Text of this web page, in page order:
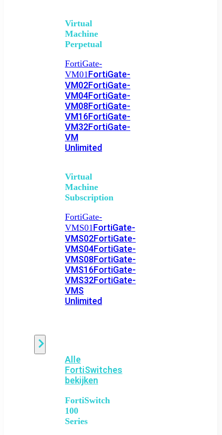
Virtual
Machine
Perpetual
FortiGate-
VM01FortiGate-
VM02FortiGate-
VM04FortiGate-
VM08FortiGate-
VM16FortiGate-
VM32FortiGate-
VM
Unlimited
Virtual
Machine
Subscription
FortiGate-
VMS01FortiGate-
VMS02FortiGate-
VMS04FortiGate-
VMS08FortiGate-
VMS16FortiGate-
VMS32FortiGate-
VMS
Unlimited
Alle
FortiSwitches
bekijken
FortiSwitch
100
Series